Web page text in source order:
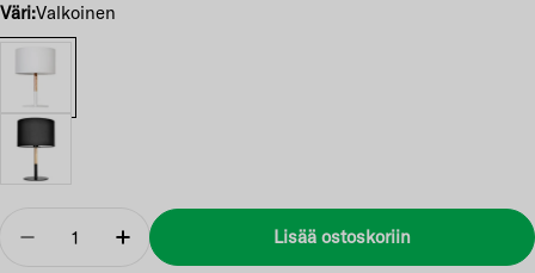
Väri:Valkoinen
Vähennä Lisää
Lisää ostoskoriin